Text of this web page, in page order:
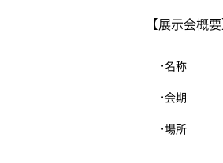
【展示会概要
・名称
・会期
・場所